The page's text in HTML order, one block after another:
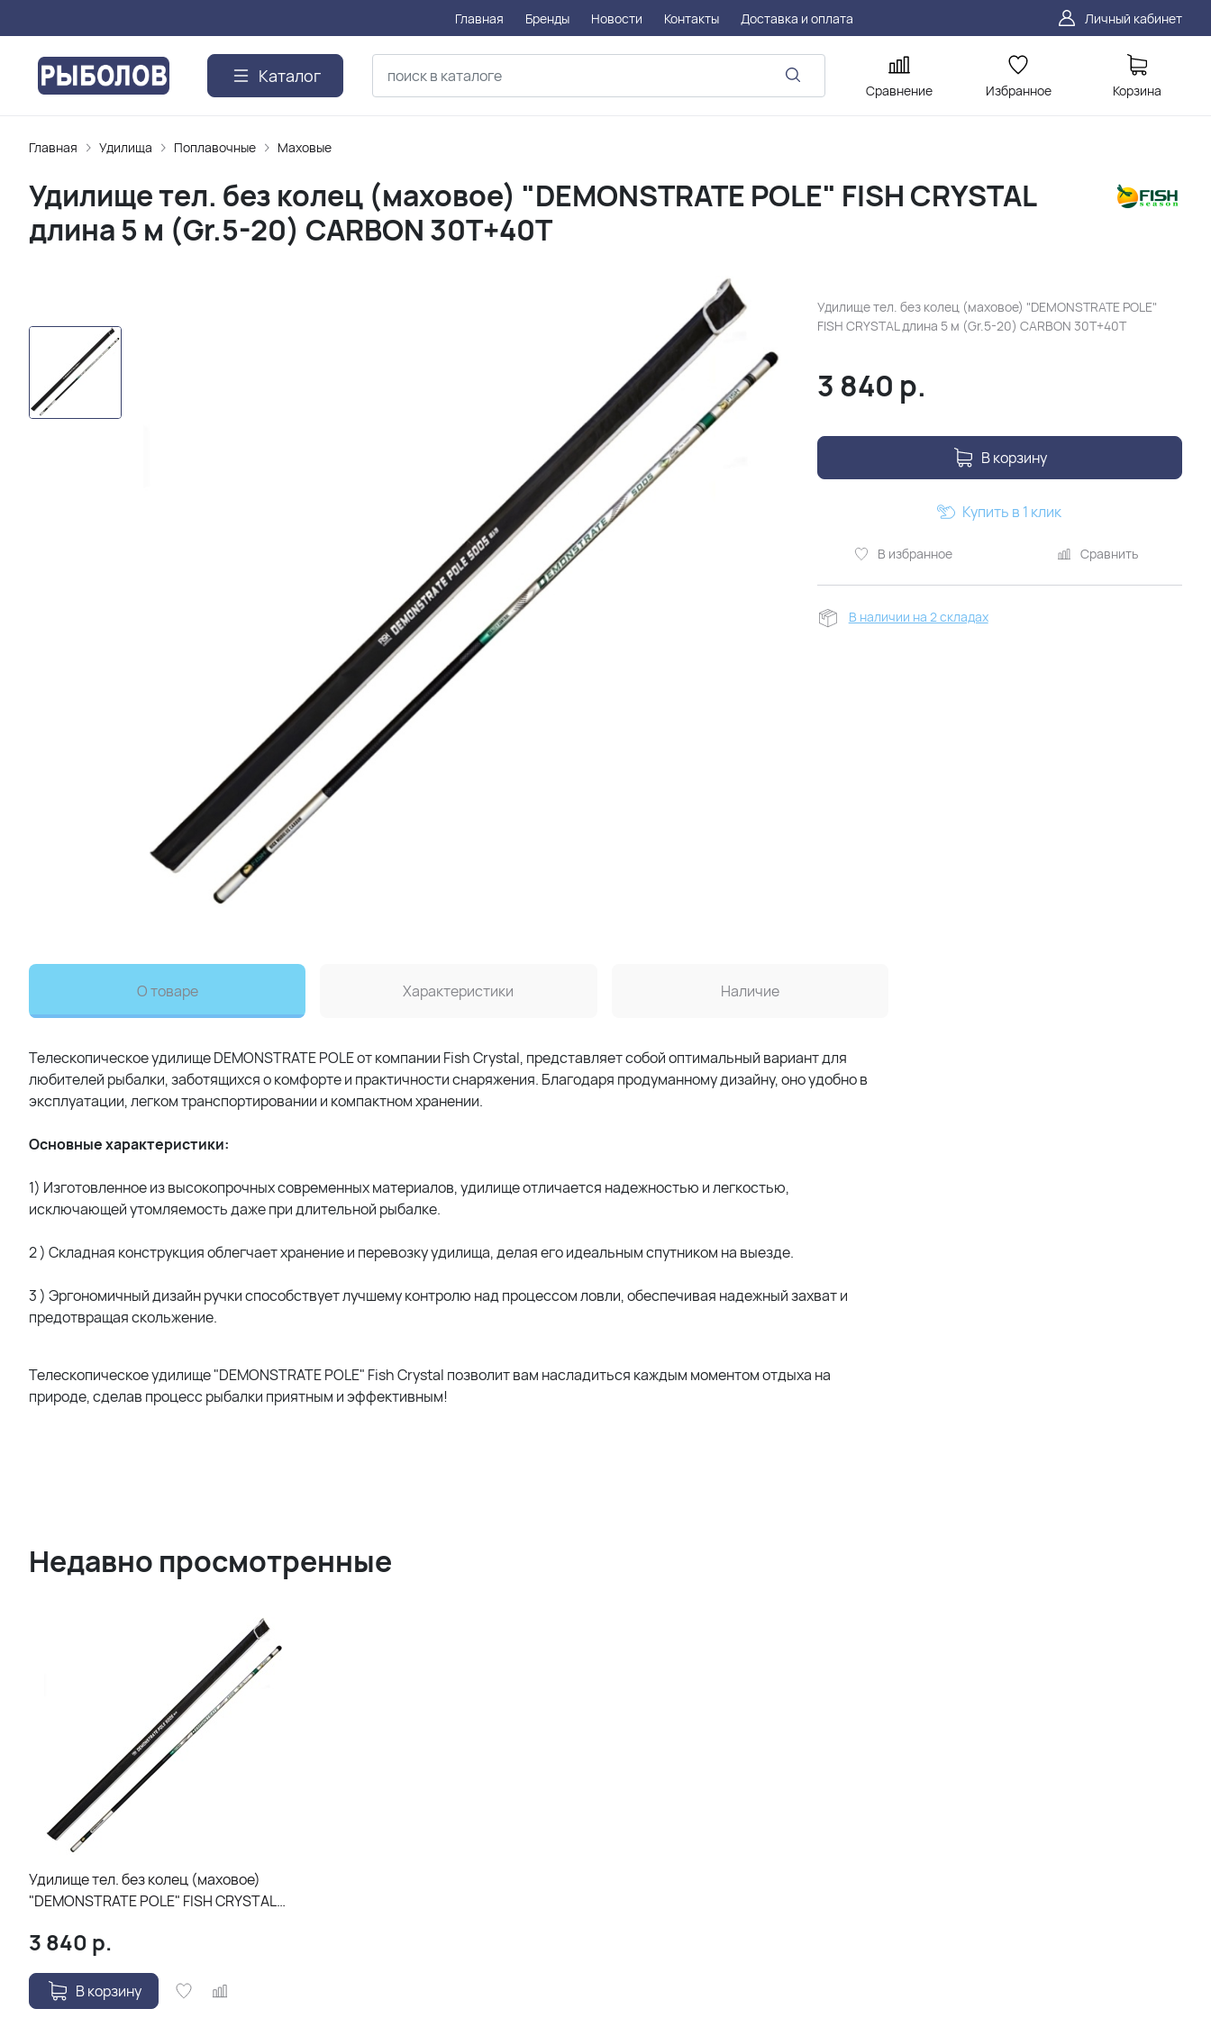
Главная Бренды Новости Контакты Доставка и оплата Личный кабинет
Каталог
Сравнение Избранное Корзина
Главная Удилищa Поплавочные Маховые
Удилище тел. без колец (маховое) "DEMONSTRATE POLE" FISH CRYSTAL
длина 5 м (Gr.5-20) CARBON 30T+40T
Удилище тел. без колец (маховое) "DEMONSTRATE POLE"
FISH CRYSTAL длина 5 м (Gr.5-20) CARBON 30T+40T
3 840 р.
В корзину
В избранное Сравнить
Купить в 1 клик
В наличии на 2 складах
О товаре Характеристики Наличие
Телескопическое удилище DEMONSTRATE POLE от компании Fish Crystal, представляет собой оптимальный вариант для
любителей рыбалки, заботящихся о комфорте и практичности снаряжения. Благодаря продуманному дизайну, оно удобно в
эксплуатации, легком транспортировании и компактном хранении.
Основные характеристики:
1) Изготовленное из высокопрочных современных материалов, удилище отличается надежностью и легкостью,
исключающей утомляемость даже при длительной рыбалке.
2 ) Складная конструкция облегчает хранение и перевозку удилища, делая его идеальным спутником на выезде.
3 ) Эргономичный дизайн ручки способствует лучшему контролю над процессом ловли, обеспечивая надежный захват и
предотвращая скольжение.
Телескопическое удилище "DEMONSTRATE POLE" Fish Crystal позволит вам насладиться каждым моментом отдыха на
природе, сделав процесс рыбалки приятным и эффективным!
Недавно просмотренные
Удилище тел. без колец (маховое)
"DEMONSTRATE POLE" FISH CRYSTAL
3 840 р.
В корзину